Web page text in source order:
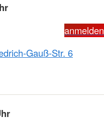
anmelden
Gauß-Str. 6